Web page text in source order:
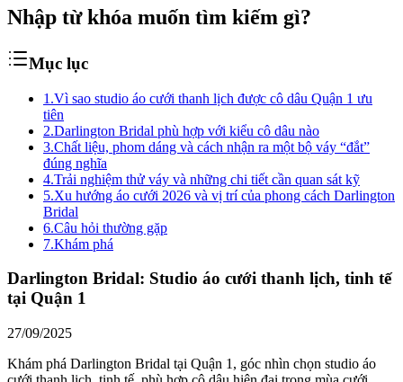
Nhập từ khóa muốn tìm kiếm gì?
Mục lục
1.Vì sao studio áo cưới thanh lịch được cô dâu Quận 1 ưu
tiên
2.Darlington Bridal phù hợp với kiểu cô dâu nào
3.Chất liệu, phom dáng và cách nhận ra một bộ váy “đắt”
đúng nghĩa
4.Trải nghiệm thử váy và những chi tiết cần quan sát kỹ
5.Xu hướng áo cưới 2026 và vị trí của phong cách Darlington
Bridal
6.Câu hỏi thường gặp
7.Khám phá
Darlington Bridal: Studio áo cưới thanh lịch, tinh tế
tại Quận 1
27/09/2025
Khám phá Darlington Bridal tại Quận 1, góc nhìn chọn studio áo